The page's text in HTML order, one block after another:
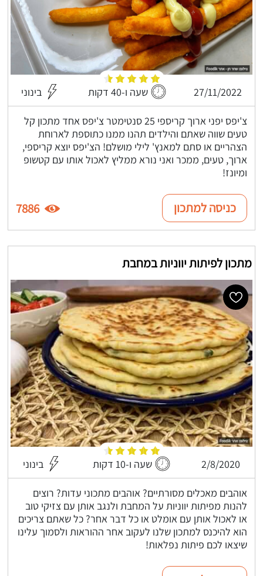
27/11/2022 שעה ו-40 דקות בינוני
צ'יפס יפני ארוך קריספי 25 סנטימטר צ'יפס אחד מתכון קל
טעים שווה שאתם והילדים תהנו ממנו כתוספת לארוחת
הצהריים או סתם למאנץ' לילי מושלם! הצ'יפס יוצא קריספי,
ארוך, טעים, ממכר ואני נורא ממליץ לאכול אותו עם קטשופ
ומיונז!
כניסה למתכון 7886
מתכון לפיתות יווניות במחבת
2/8/2020 שעה ו-10 דקות בינוני
אוהבים מאכלים מסורתיים? אוהבים מתכוני עדות? רוצים
להנות מפיתות יווניות על המחבת ולנגב אותן עם צזיקי טוב
או לאכול אותן עם אומלט או כל דבר אחר? כל שאתם צריכים
הוא להיכנס למתכון שלנו לעקוב אחר ההוראות ולסמוך עלינו
שיצאו לכם פיתות נפלאות!